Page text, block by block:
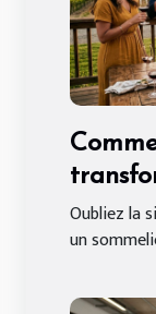
de vin
Oubliez la
un